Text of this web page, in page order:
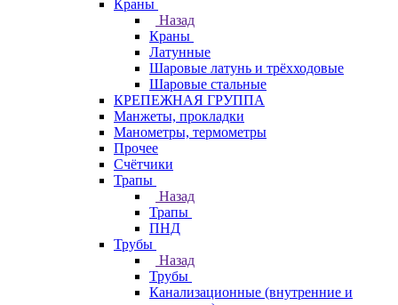
Краны
Назад
Краны
Латунные
Шаровые латунь и трёхходовые
Шаровые стальные
КРЕПЕЖНАЯ ГРУППА
Манжеты, прокладки
Манометры, термометры
Прочее
Счётчики
Трапы
Назад
Трапы
ПНД
Трубы
Назад
Трубы
Канализационные (внутренние и